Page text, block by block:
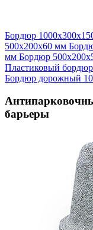
Бордюр
500х200х60 мм
мм Бордюр
Пластиковый бордюр
Бордюр дорожный
барьеры